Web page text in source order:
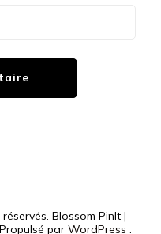
Blossom PinIt |
par WordPress .